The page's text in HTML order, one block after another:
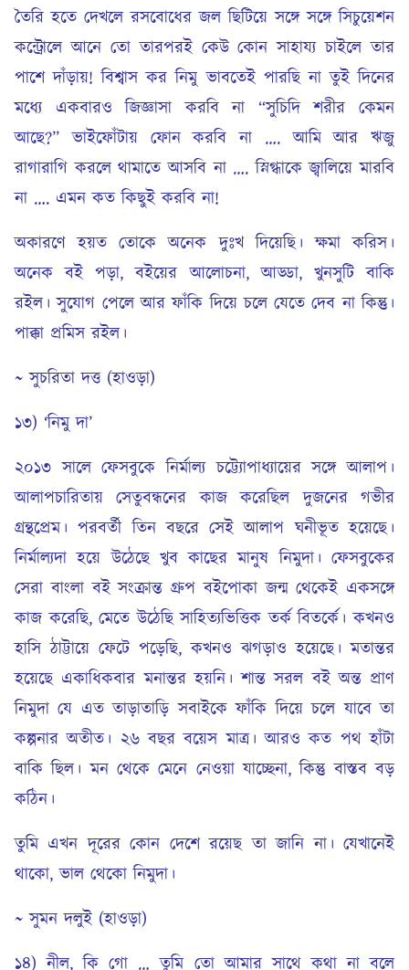
তৈরি হতে দেখলে রসবোধের জল ছিটিয়ে সঙ্গে সঙ্গে সিচুয়েশন
কন্ট্রোলে আনে তো তারপরই কেউ কোন সাহায্য চাইলে তার
পাশে দাঁড়ায়! বিশ্বাস কর নিমু ভাবতেই পারছি না তুই দিনের
মধ্যে একবারও জিজ্ঞাসা করবি না “সুচিদি শরীর কেমন
আছে?” ভাইফোঁটায় ফোন করবি না …. আমি আর ঋজু
রাগারাগি করলে থামাতে আসবি না …. স্নিগ্ধাকে জ্বালিয়ে মারবি
না …. এমন কত কিছুই করবি না!
অকারণে হয়ত তোকে অনেক দুঃখ দিয়েছি। ক্ষমা করিস।
অনেক বই পড়া, বইয়ের আলোচনা, আড্ডা, খুনসুটি বাকি
রইল। সুযোগ পেলে আর ফাঁকি দিয়ে চলে যেতে দেব না কিন্তু।
পাক্কা প্রমিস রইল।
~ সুচরিতা দত্ত (হাওড়া)
১৩) ‘নিমু দা’
২০১৩ সালে ফেসবুকে নির্মাল্য চট্ট্যোপাধ্যায়ের সঙ্গে আলাপ।
আলাপচারিতায় সেতুবন্ধনের কাজ করেছিল দুজনের গভীর
গ্রন্থপ্রেম। পরবর্তী তিন বছরে সেই আলাপ ঘনীভূত হয়েছে।
নির্মাল্যদা হয়ে উঠেছে খুব কাছের মানুষ নিমুদা। ফেসবুকের
সেরা বাংলা বই সংক্রান্ত গ্রুপ বইপোকা জন্ম থেকেই একসঙ্গে
কাজ করেছি, মেতে উঠেছি সাহিত্যভিত্তিক তর্ক বিতর্কে। কখনও
হাসি ঠাট্টায়ে ফেটে পড়েছি, কখনও ঝগড়াও হয়েছে। মতান্তর
হয়েছে একাধিকবার মনান্তর হয়নি। শান্ত সরল বই অন্ত প্রাণ
নিমুদা যে এত তাড়াতাড়ি সবাইকে ফাঁকি দিয়ে চলে যাবে তা
কল্পনার অতীত। ২৬ বছর বয়েস মাত্র। আরও কত পথ হাঁটা
বাকি ছিল। মন থেকে মেনে নেওয়া যাচ্ছেনা, কিন্তু বাস্তব বড়
কঠিন।
তুমি এখন দূরের কোন দেশে রয়েছ তা জানি না। যেখানেই
থাকো, ভাল থেকো নিমুদা।
~ সুমন দলুই (হাওড়া)
১৪) নীল, কি গো … তুমি তো আমার সাথে কথা না বলে